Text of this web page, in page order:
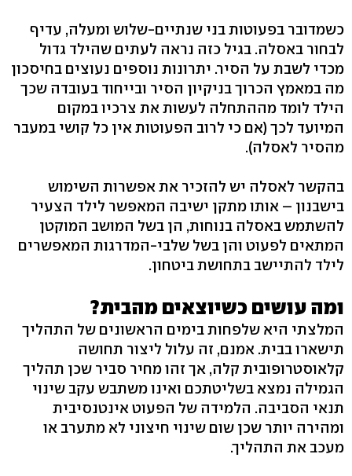
כשמדובר בפעוטות בני שנתיים-שלוש ומעלה, עדיף
לבחור באסלה. בגיל כזה נראה לעתים שהילד גדול
מכדי לשבת על הסיר. יתרונות נוספים נעוצים בחיסכון
מה במאמץ הכרוך בניקיון הסיר ובייחוד בעובדה שכך
הילד לומד מההתחלה לעשות את צרכיו במקום
המיועד לכך (אם כי לרוב הפעוטות אין כל קושי במעבר
מהסיר לאסלה).
בהקשר לאסלה יש להזכיר את אפשרות השימוש
בישבנון – אותו מתקן ישיבה המאפשר לילד הצעיר
להשתמש באסלה בנוחות, הן בשל המושב המוקטן
המתאים לפעוט והן בשל שלבי-המדרגות המאפשרים
לילד להתיישב בתחושת ביטחון.
ומה עושים כשיוצאים מהבית?
המלצתי היא שלפחות בימים הראשונים של התהליך
תישארו בבית. אמנם, זה עלול ליצור תחושה
קלאוסטרופובית קלה, אך זהו מחיר סביר שכן תהליך
הגמילה נמצא בשליטתכם ואינו משתבש עקב שינוי
תנאי הסביבה. הלמידה של הפעוט אינטנסיבית
ומהירה יותר שכן שום שינוי חיצוני לא מתערב או
מעכב את התהליך.